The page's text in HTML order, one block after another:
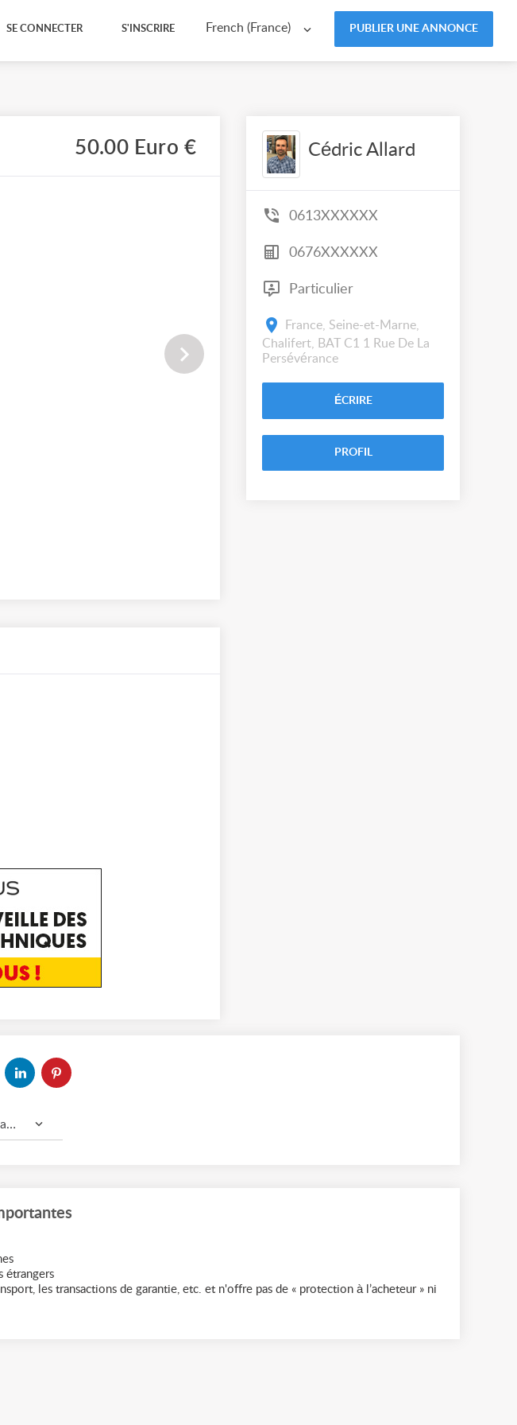
French (France) PUBLIER UNE ANNONCE
SE CONNECTER S'INSCRIRE
50.00 Euro € Cédric Allard
0613XXXXXX
0676XXXXXX
Particulier
France, Seine-et-Marne,
Chalifert, BAT C1 1 Rue De La
Persévérance
ÉCRIRE
PROFIL
Marquer cette annonce comme...
étrangers
les transactions de garantie, etc. et n'offre pas de « protection à l’acheteur » ni